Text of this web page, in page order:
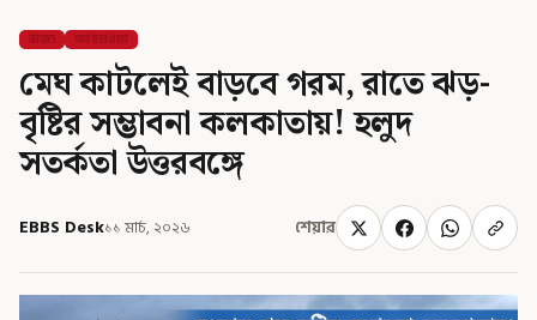
রাজ্য আবহাওয়া
মেঘ কাটলেই বাড়বে গরম, রাতে ঝড়-
বৃষ্টির সম্ভাবনা কলকাতায়! হলুদ
সতর্কতা উত্তরবঙ্গে
EBBS Desk১১ মার্চ, ২০২৬ শেয়ার